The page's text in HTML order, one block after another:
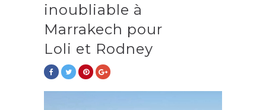
inoubliable à
Marrakech pour
Loli et Rodney